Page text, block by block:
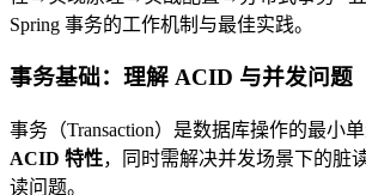
Spring 事务的工作机制与最佳实践。
事务基础：理解 ACID 与并发问题
事务（Transaction）是数据库操作的最小
ACID 特性，同时需解决并发场景下的脏
读问题。